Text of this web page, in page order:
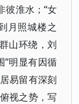
彼淮水；“女
月照城楼之
山环绕，刘
”明显有因循
易留有深刻
视之势，写